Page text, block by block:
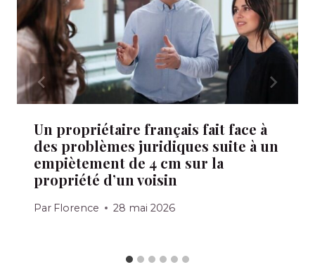
Un propriétaire français fait face à
des problèmes juridiques suite à un
empiètement de 4 cm sur la
propriété d’un voisin
Par Florence 28 mai 2026